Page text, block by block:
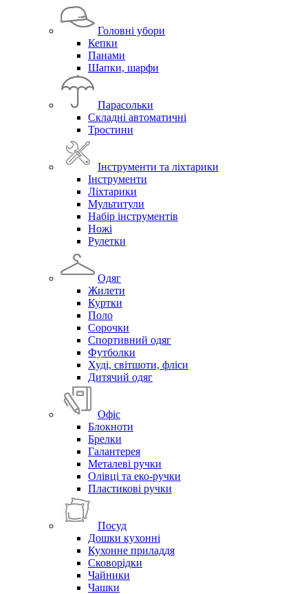
Головні убори
Кепки
Панами
Шапки, шарфи
Парасольки
Складні автоматичні
Тростини
Інструменти та ліхтарики
Інструменти
Ліхтарики
Мультитули
Набір інструментів
Ножі
Рулетки
Одяг
Жилети
Куртки
Поло
Сорочки
Спортивний одяг
Футболки
Худі, світшоти, фліси
Дитячий одяг
Офіс
Блокноти
Брелки
Галантерея
Металеві ручки
Олівці та еко-ручки
Пластикові ручки
Посуд
Дошки кухонні
Кухонне приладдя
Сковорідки
Чайники
Чашки